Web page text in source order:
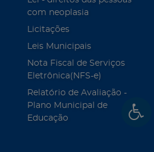
com neoplasia
Licitações
Leis Municipais
Nota Fiscal de Serviços
Eletrônica(NFS-e)
Relatório de Avaliação -
Plano Municipal de
Educação